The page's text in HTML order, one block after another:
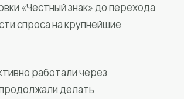
«Честный знак» до перехода
спроса на крупнейшие
работали через
делать